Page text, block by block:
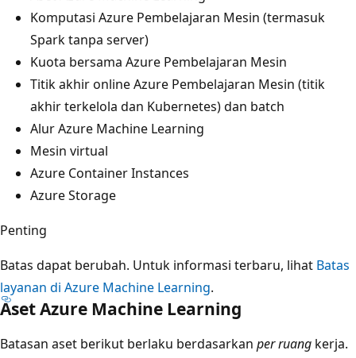
Komputasi Azure Pembelajaran Mesin (termasuk
Spark tanpa server)
Kuota bersama Azure Pembelajaran Mesin
Titik akhir online Azure Pembelajaran Mesin (titik
akhir terkelola dan Kubernetes) dan batch
Alur Azure Machine Learning
Mesin virtual
Azure Container Instances
Azure Storage
Penting
Batas dapat berubah. Untuk informasi terbaru, lihat Batas
layanan di Azure Machine Learning.
Aset Azure Machine Learning
Batasan aset berikut berlaku berdasarkan per ruang kerja.